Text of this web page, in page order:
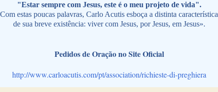
"Estar sempre com Jesus, este é o meu projeto de vida".
Com estas poucas palavras, Carlo Acutis esboça a distinta característica
de sua breve existência: viver com Jesus, por Jesus, em Jesus».
Pedidos de Oração no Site Oficial
http://www.carloacutis.com/pt/association/richieste-di-preghiera